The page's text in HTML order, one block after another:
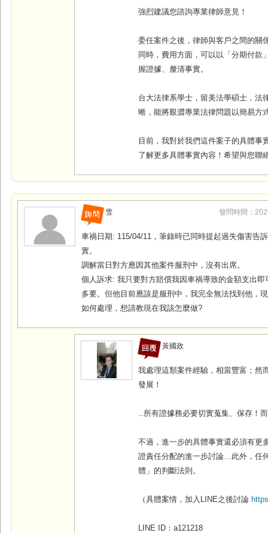
強烈建議您諮詢專業律師意見！
委任案件之後，律師與客戶之間的關
同時，費用方面，可以以「分期付款
握證據、釐清事實。
台大法律系學士，留美法學碩士，法
晰，能將艱澀專業法律問題以簡易方
目前，我對於我們這件案子的具體事
了解更多具體事實內容！希望與您聯
雪 發問時間：
車禍日期: 115/04/11，筆錄時已同時提起過失傷害告
實。
調解當日對方應因其他案件服刑中，沒有出席。
個人訴求: 我只要對方賠償我因車禍導致的金額支出即
多要。但他目前應該是服刑中，我完全無法找到他，
如何處理，想請教現在我該怎麼做?
黃國政
我處理這類案件經驗，相當豐富；然
發展！
...所有證據務必要切實蒐集、保存！
不過，進一步的具體事實還必須有更
證責任分配的進一步討論…此外，任
體」的判斷法則。
（具體案情，加入 LINE之後討論
LINE ID ：a121218